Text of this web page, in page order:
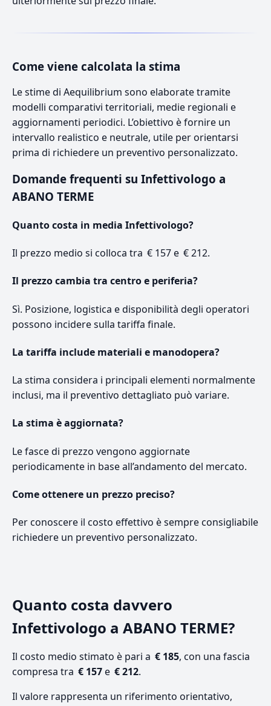
Come viene calcolata la stima
Le stime di Aequilibrium sono elaborate tramite
modelli comparativi territoriali, medie regionali e
aggiornamenti periodici. L’obiettivo è fornire un
intervallo realistico e neutrale, utile per orientarsi
prima di richiedere un preventivo personalizzato.
Domande frequenti su Infettivologo a
ABANO TERME
Quanto costa in media Infettivologo?
Il prezzo medio si colloca tra € 157 e € 212.
Il prezzo cambia tra centro e periferia?
Sì. Posizione, logistica e disponibilità degli operatori
possono incidere sulla tariffa finale.
La tariffa include materiali e manodopera?
La stima considera i principali elementi normalmente
inclusi, ma il preventivo dettagliato può variare.
La stima è aggiornata?
Le fasce di prezzo vengono aggiornate
periodicamente in base all’andamento del mercato.
Come ottenere un prezzo preciso?
Per conoscere il costo effettivo è sempre consigliabile
richiedere un preventivo personalizzato.
Quanto costa davvero
Infettivologo a ABANO TERME?
Il costo medio stimato è pari a € 185, con una fascia
compresa tra € 157e € 212.
Il valore rappresenta un riferimento orientativo,